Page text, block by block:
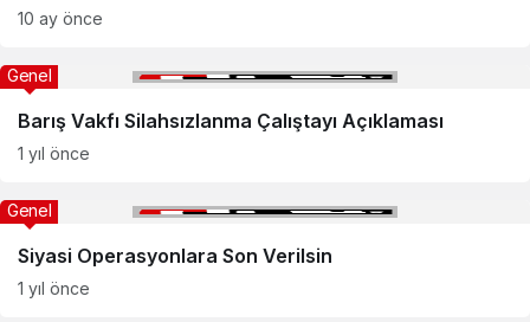
10 ay önce
Barış Vakfı Silahsızlanma Çalıştayı Açıklaması
Genel
1 yıl önce
Siyasi Operasyonlara Son Verilsin
Genel
1 yıl önce